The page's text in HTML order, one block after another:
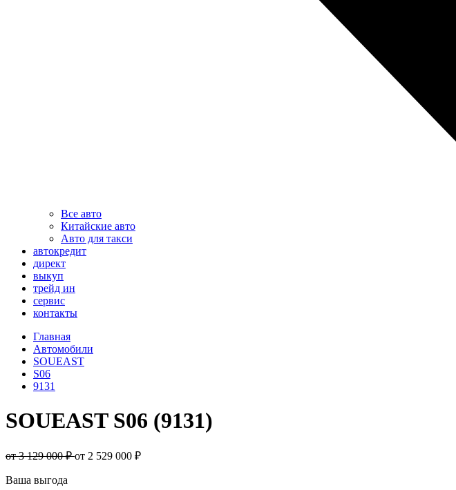
Все авто
Китайские авто
Авто для такси
автокредит
директ
выкуп
трейд ин
сервис
контакты
Главная
Автомобили
SOUEAST
S06
9131
SOUEAST S06 (9131)
от 3 129 000 ₽от 2 529 000 ₽
Ваша выгода